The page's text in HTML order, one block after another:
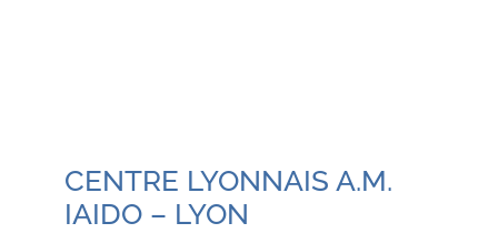
CENTRE LYONNAIS A.M.
IAIDO – LYON